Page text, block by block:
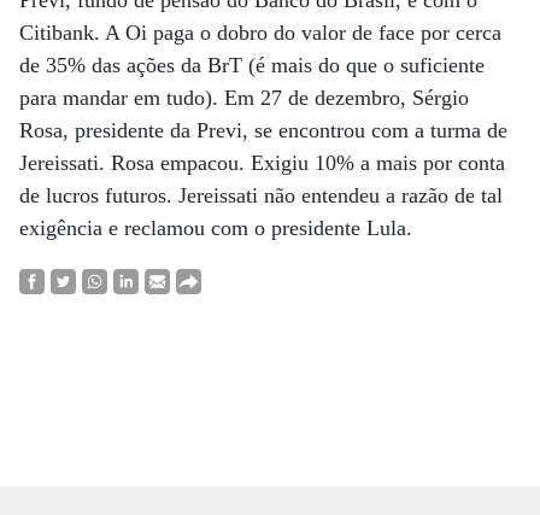
Citibank. A Oi paga o dobro do valor de face por cerca
de 35% das ações da BrT (é mais do que o suficiente
para mandar em tudo). Em 27 de dezembro, Sérgio
Rosa, presidente da Previ, se encontrou com a turma de
Jereissati. Rosa empacou. Exigiu 10% a mais por conta
de lucros futuros. Jereissati não entendeu a razão de tal
exigência e reclamou com o presidente Lula.